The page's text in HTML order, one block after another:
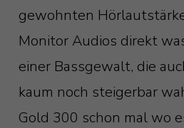
gewohnten
Monitor Audios direkt
einer Bassgewalt, die
kaum noch steigerbar
Gold 300 schon mal wo